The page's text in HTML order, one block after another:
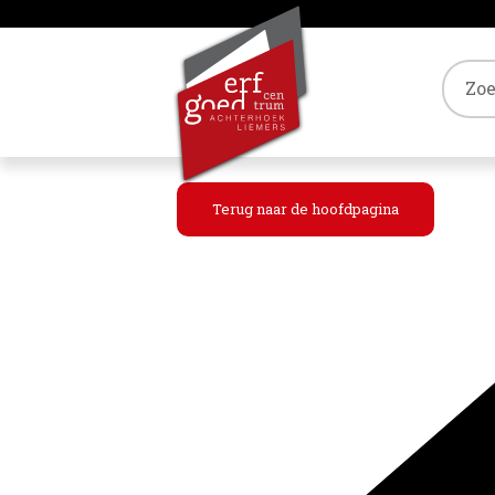
Terug naar de hoofdpagina